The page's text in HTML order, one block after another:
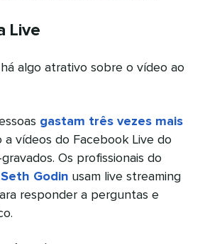
Live
algo atrativo sobre o vídeo ao
gastam três vezes mais
a vídeos do Facebook Live do
Os profissionais do
Seth Godin usam live streaming
responder a perguntas e